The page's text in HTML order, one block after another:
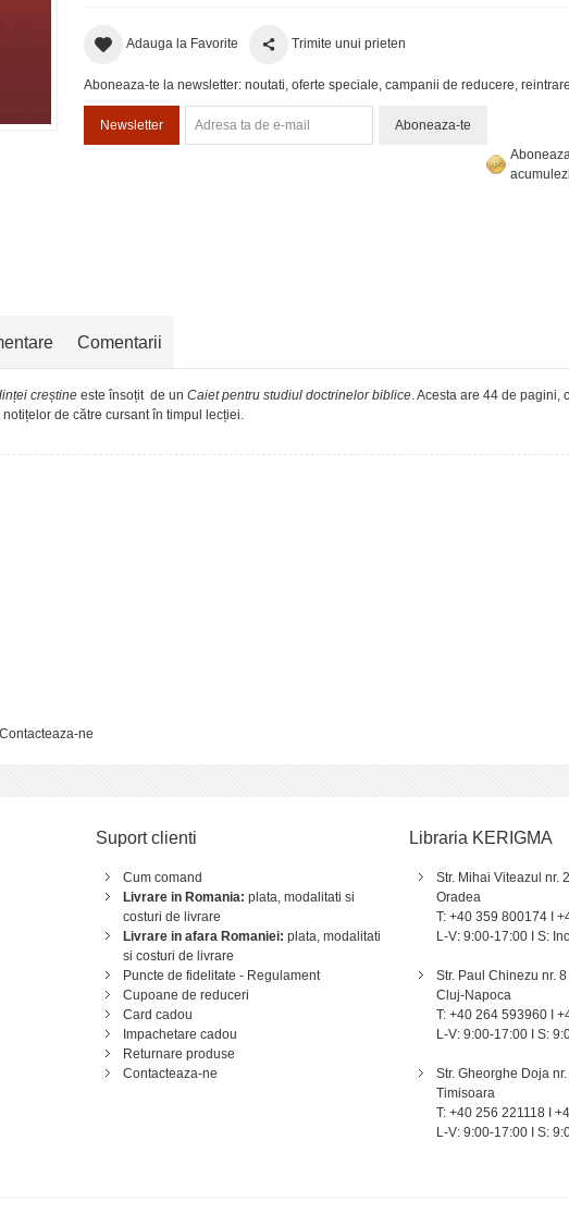
Adauga la Favorite Trimite unui prieten
Aboneaza-te la newsletter: noutati, oferte speciale, campanii de reducere,
Newsletter
Aboneaza-te
acumulezi
Comentarii
creștine este însoțit de unCaiet pentru studiul doctrinelor biblice. Acesta are 44 de pagini,
de către cursant în timpul lecției.
Contacteaza-ne
Suport clienti
Cum comand
Livrare in Romania: plata, modalitati si
costuri de livrare
Livrare in afara Romaniei: plata, modalitati
si costuri de livrare
Puncte de fidelitate - Regulament
Cupoane de reduceri
Card cadou
Impachetare cadou
Returnare produse
Contacteaza-ne
Libraria KERIGMA
Str. Mihai Viteazul nr. 2
Oradea
T: +40 359 800174 I
L-V: 9:00-17:00 I S:
Str. Paul Chinezu nr. 8
Cluj-Napoca
T: +40 264 593960 I
L-V: 9:00-17:00 I S:
Str. Gheorghe Doja nr.
Timisoara
T: +40 256 221118 I
L-V: 9:00-17:00 I S: